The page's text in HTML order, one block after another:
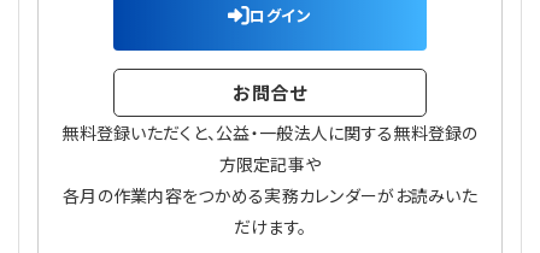
【連載】IT実務一問一答
ログイン
お問合せ
無料登録いただくと、公益・一般法人に関する無料登録の
方限定記事や
各月の作業内容をつかめる実務カレンダーがお読みいた
だけます。